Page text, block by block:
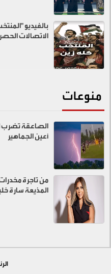
بالفيديو
الاتصالات
منوعات
الصاعقة تضرب
أعين الجماهير
من تاجرة
المذيعة سارة